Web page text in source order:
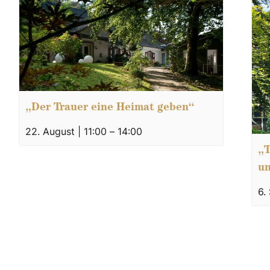
„Der Trauer eine Heimat geben“
22. August | 11:00 – 14:00
6.